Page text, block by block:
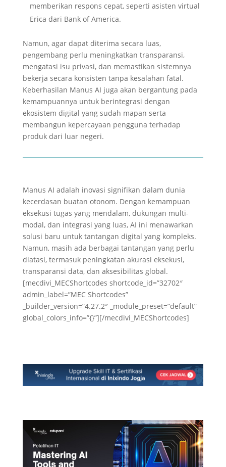
memberikan respons cepat, seperti asisten virtual
Erica dari Bank of America.
Namun, agar dapat diterima secara luas,
pengembang perlu meningkatkan transparansi,
mengatasi isu privasi, dan memastikan sistemnya
bekerja secara konsisten tanpa kesalahan fatal.
Keberhasilan Manus AI juga akan bergantung pada
kemampuannya untuk berintegrasi dengan
ekosistem digital yang sudah mapan serta
membangun kepercayaan pengguna terhadap
produk dari luar negeri.
Manus AI adalah inovasi signifikan dalam dunia
kecerdasan buatan otonom. Dengan kemampuan
eksekusi tugas yang mendalam, dukungan multi-
modal, dan integrasi yang luas, AI ini menawarkan
solusi baru untuk tantangan digital yang kompleks.
Namun, masih ada berbagai tantangan yang perlu
diatasi, termasuk peningkatan akurasi eksekusi,
transparansi data, dan aksesibilitas global.
[mecdivi_MECShortcodes shortcode_id=”32702″
admin_label=”MEC Shortcodes”
_builder_version=”4.27.2″ _module_preset=”default”
global_colors_info=”{}”][/mecdivi_MECShortcodes]